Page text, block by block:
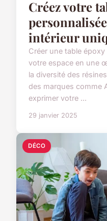
Créez votre
intérieur
Créer une table
votre espace en une
la diversité des
des marques comme
exprimer votre ...
29 janvier 2025
DÉCO